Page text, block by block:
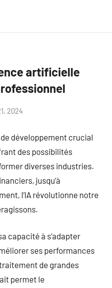
artificielle
2024
développement crucial
des possibilités
diverses industries.
jusqu’à
l’IA révolutionne notre
capacité à s’adapter
ses performances
de grandes
permet le